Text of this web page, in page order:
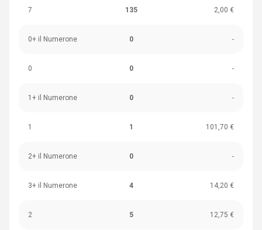
7 135 2,00 €
0+ il Numerone 0 -
0 0 -
1+ il Numerone 0 -
1 1 101,70 €
2+ il Numerone 0 -
3+ il Numerone 4 14,20 €
2 5 12,75 €